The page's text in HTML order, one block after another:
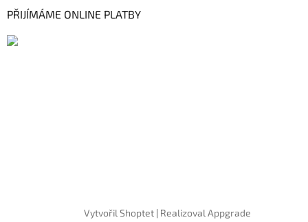
PŘIJÍMÁME ONLINE PLATBY
Vytvořil Shoptet| Realizoval Appgrade